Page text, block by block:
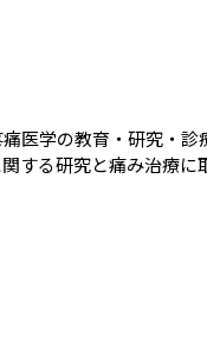
医学の教育・研究・
する研究と痛み治療